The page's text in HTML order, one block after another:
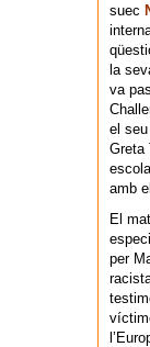
suec
la
va
el
Greta
amb
El
per